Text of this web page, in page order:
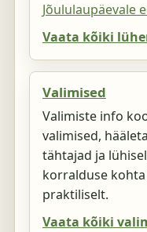
Jõululaupäevale
Vaata kõiki
Valimised
Valimiste info
valimised,
tähtajad ja
korralduse
praktiliselt.
Vaata kõiki